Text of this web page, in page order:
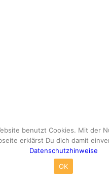
- Sebastian Tuke
Datenschutzhinweise
benutzt Cookies. Mit der
erklärst Du dich damit
Datenschutzhinweise
OK